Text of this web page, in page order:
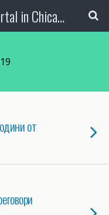
The Bulgarian Media Portal in Chicago
от